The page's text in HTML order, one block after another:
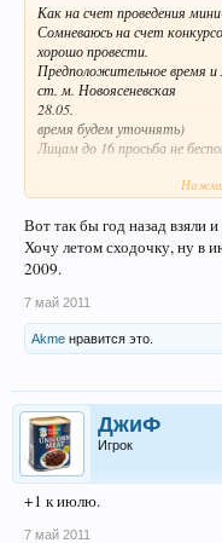
Как на счет проведения
Сомневаюсь на счет
хорошо провести.
Предположительное время и
ст. м. Новоясеневская
28.05.
время будем уточнять)
Лицам до 16 просьба не
Кто имеет желание
Вот так бы год назад взяли
Хочу летом сходочку, ну в
2009.
7 май 2011
Akme нравится это.
ДжиФ
Игрок
+1 к июлю.
7 май 2011